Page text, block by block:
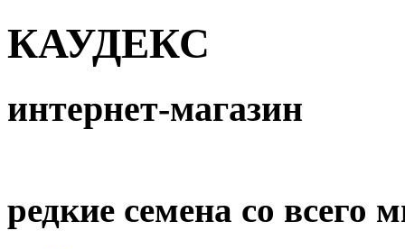
КАУДЕКС
интернет-магазин
редкие семена со всего